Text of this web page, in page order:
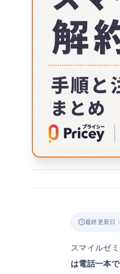
最終更新日
スマイルゼ
は電話一本